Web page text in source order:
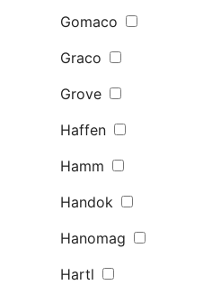
Gomaco
Graco
Grove
Haffen
Hamm
Handok
Hanomag
Hartl